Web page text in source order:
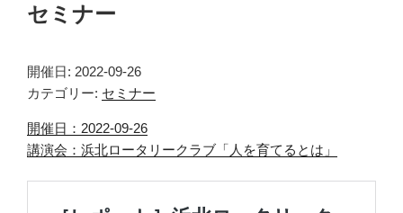
セミナー
開催日: 2022-09-26
カテゴリー: セミナー
開催日：2022-09-26
講演会：浜北ロータリークラブ「人を育てるとは」